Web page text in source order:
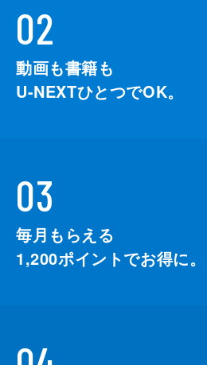
02
動画も書籍も
U-NEXTひとつでOK。
03
毎月もらえる
1,200ポイントでお得に。